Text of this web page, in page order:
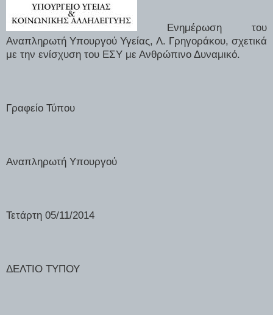
Ενημέρωση του
Αναπληρωτή Υπουργού Υγείας, Λ. Γρηγοράκου, σχετικά
με την ενίσχυση του ΕΣΥ με Ανθρώπινο Δυναμικό.
Γραφείο Τύπου
Αναπληρωτή Υπουργού
Τετάρτη 05/11/2014
ΔΕΛΤΙΟ ΤΥΠΟΥ